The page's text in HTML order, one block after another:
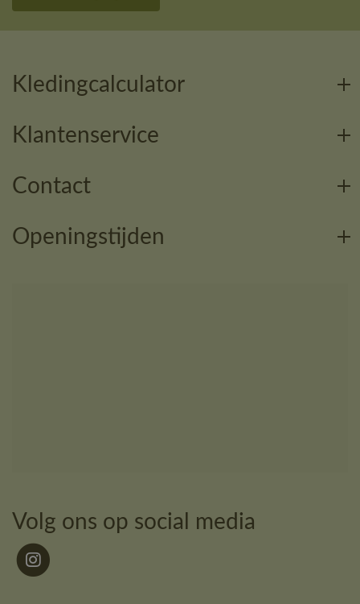
Kledingcalculator
Klantenservice
Contact
Openingstijden
Volg ons op social media